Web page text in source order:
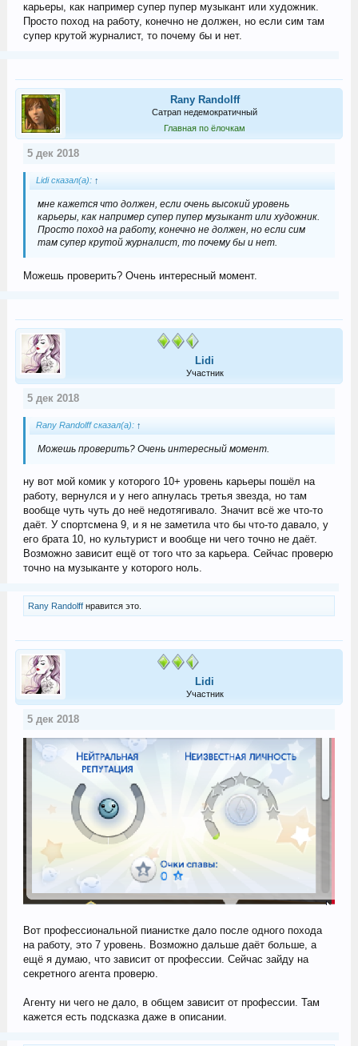
карьеры, как например супер пупер музыкант или художник.
Просто поход на работу, конечно не должен, но если сим там
супер крутой журналист, то почему бы и нет.
Rany Randolff
Сатрап недемократичный
Главная по ёлочкам
5 дек 2018
Lidi сказал(а): ↑
мне кажется что должен, если очень высокий уровень
карьеры, как например супер пупер музыкант или художник.
Просто поход на работу, конечно не должен, но если сим
там супер крутой журналист, то почему бы и нет.
Можешь проверить? Очень интересный момент.
Lidi
Участник
5 дек 2018
Rany Randolff сказал(а): ↑
Можешь проверить? Очень интересный момент.
ну вот мой комик у которого 10+ уровень карьеры пошёл на
работу, вернулся и у него апнулась третья звезда, но там
вообще чуть чуть до неё недотягивало. Значит всё же что-то
даёт. У спортсмена 9, и я не заметила что бы что-то давало, у
его брата 10, но культурист и вообще ни чего точно не даёт.
Возможно зависит ещё от того что за карьера. Сейчас проверю
точно на музыканте у которого ноль.
Rany Randolffнравится это.
Lidi
Участник
5 дек 2018
Вот профессиональной пианистке дало после одного похода
на работу, это 7 уровень. Возможно дальше даёт больше, а
ещё я думаю, что зависит от профессии. Сейчас зайду на
секретного агента проверю.
Агенту ни чего не дало, в общем зависит от профессии. Там
кажется есть подсказка даже в описании.